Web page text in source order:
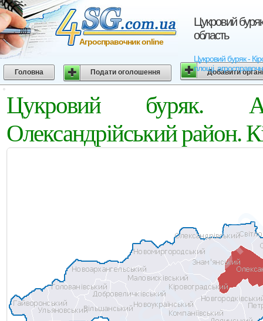
Цукровий
область
Цукровий буряк -
площі,
Агросправочник online
Головна Подати оголошення Добавити
Цукровий буряк.
Олександрійський район.